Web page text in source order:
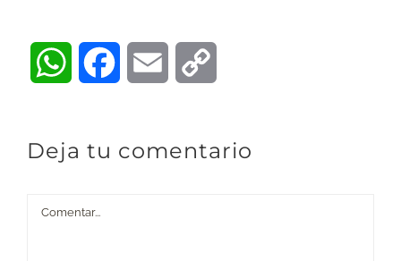
WhatsAppFacebookEmail
Deja tu comentario
Comentar